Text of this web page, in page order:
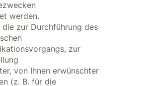
werden.
die zur Durchführung des
zur
von Ihnen erwünschter
(z. B. für die